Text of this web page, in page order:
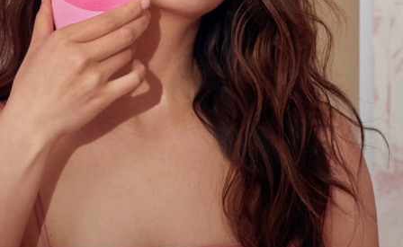
我的订阅
issa™ Teeth Whitening Set
FAQ™ Dual LED Panel
热门产品
发货国家
预计送达日期8/9/26
英国 预计送达日期8/8/26
西班牙 预计送达日期8/8/26
澳大利亚 预计送达日期 8/11/26